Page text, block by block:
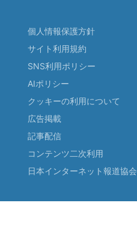
個人情報保護方針
サイト利用規約
SNS利用ポリシー
AIポリシー
クッキーの利用について
広告掲載
記事配信
コンテンツ二次利用
日本インターネット報道協会